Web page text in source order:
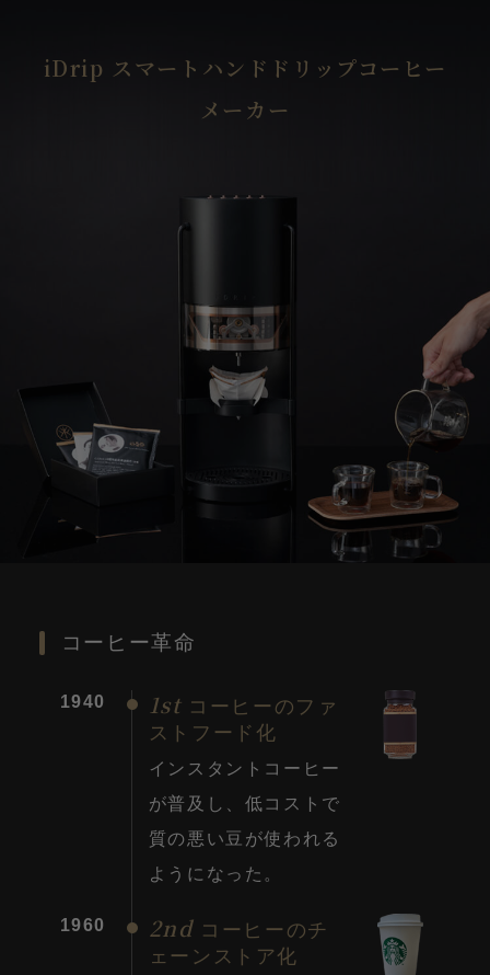
iDrip スマートハンドドリップコーヒー
メーカー
コーヒー革命
1940 1stコーヒーのファ
ストフード化
インスタントコーヒー
が普及し、低コストで
質の悪い豆が使われる
ようになった。
1960 2ndコーヒーのチ
ェーンストア化